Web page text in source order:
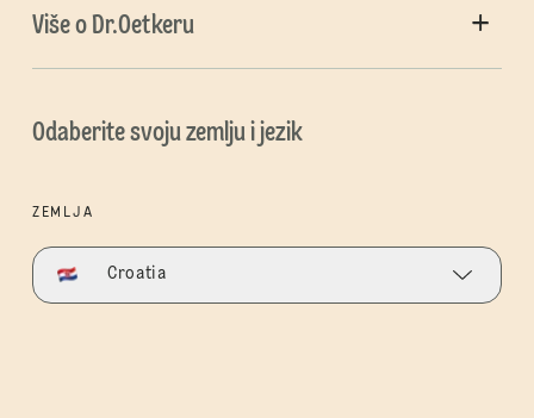
Više o Dr.Oetkeru
Odaberite svoju zemlju i jezik
ZEMLJA
Croatia